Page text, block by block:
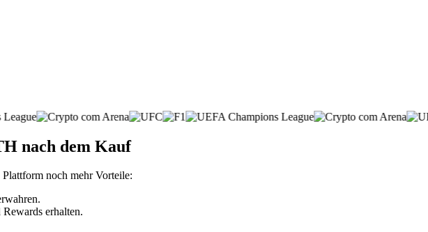
nach dem Kauf
noch mehr Vorteile:
erhalten.